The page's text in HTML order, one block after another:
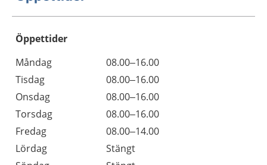
Öppettider
Dag
Öppettider
Kommentarer
Måndag
08.00–16.00
Tisdag
08.00–16.00
Onsdag
08.00–16.00
Torsdag
08.00–16.00
Fredag
08.00–14.00
Lördag
Stängt